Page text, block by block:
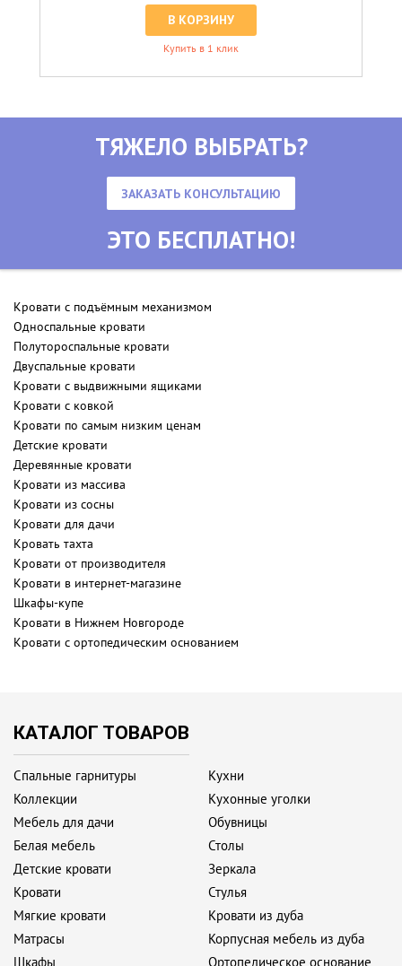
В КОРЗИНУ
Купить в 1 клик
ТЯЖЕЛО ВЫБРАТЬ?
ЗАКАЗАТЬ КОНСУЛЬТАЦИЮ
ЭТО БЕСПЛАТНО!
Кровати с подъёмным механизмом
Односпальные кровати
Полутороспальные кровати
Двуспальные кровати
Кровати с выдвижными ящиками
Кровати с ковкой
Кровати по самым низким ценам
Детские кровати
Деревянные кровати
Кровати из массива
Кровати из сосны
Кровати для дачи
Кровать тахта
Кровати от производителя
Кровати в интернет-магазине
Шкафы-купе
Кровати в Нижнем Новгороде
Кровати с ортопедическим основанием
КАТАЛОГ ТОВАРОВ
Спальные гарнитуры
Коллекции
Мебель для дачи
Белая мебель
Детские кровати
Кровати
Мягкие кровати
Матрасы
Шкафы
Кухни
Кухонные уголки
Обувницы
Столы
Зеркала
Стулья
Кровати из дуба
Корпусная мебель из дуба
Ортопедическое основание